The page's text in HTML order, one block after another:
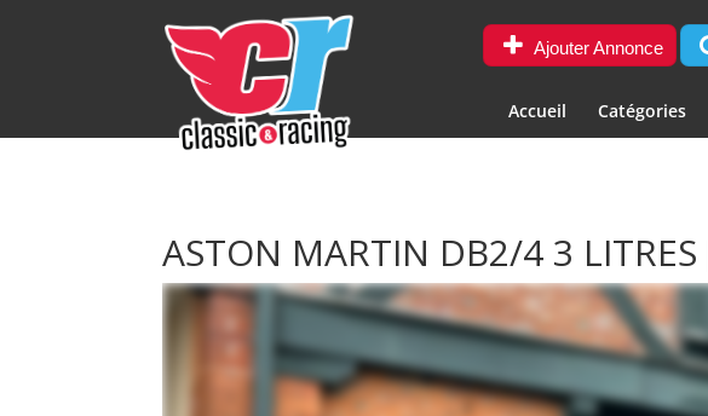
Ajouter Annonce
Accueil Catégories
ASTON MARTIN DB2/4 3 LITRES